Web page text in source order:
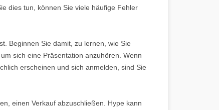
dies tun, können Sie viele häufige Fehler
Beginnen Sie damit, zu lernen, wie Sie
sich eine Präsentation anzuhören. Wenn
erscheinen und sich anmelden, sind Sie
einen Verkauf abzuschließen. Hype kann